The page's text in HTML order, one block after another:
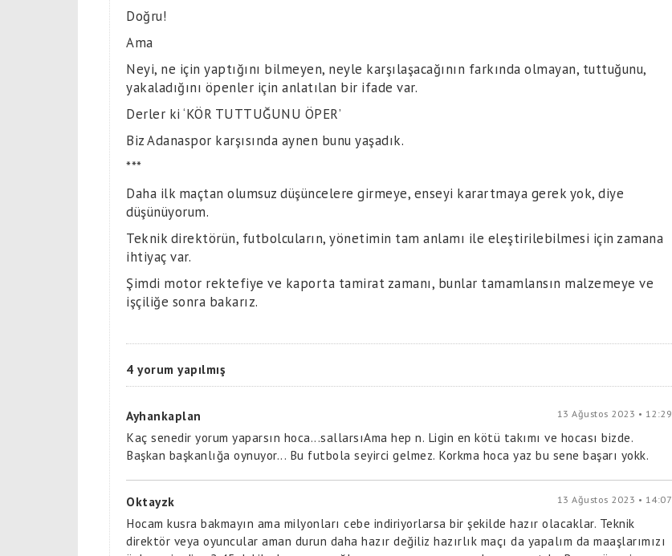
Doğru!
Ama
Neyi, ne için yaptığını bilmeyen, neyle karşılaşacağının farkında olmayan, tuttuğunu,
yakaladığını öpenler için anlatılan bir ifade var.
Derler ki ‘KÖR TUTTUĞUNU ÖPER’
Biz Adanaspor karşısında aynen bunu yaşadık.
***
Daha ilk maçtan olumsuz düşüncelere girmeye, enseyi karartmaya gerek yok, diye
düşünüyorum.
Teknik direktörün, futbolcuların, yönetimin tam anlamı ile eleştirilebilmesi için zamana
ihtiyaç var.
Şimdi motor rektefiye ve kaporta tamirat zamanı, bunlar tamamlansın malzemeye ve
işçiliğe sonra bakarız.
4 yorum yapılmış
Ayhankaplan 13 Ağustos 2023 • 12:29
Kaç senedir yorum yaparsın hoca...sallarsıAma hep n. Ligin en kötü takımı ve hocası bizde.
Başkan başkanlığa oynuyor... Bu futbola seyirci gelmez. Korkma hoca yaz bu sene başarı yokk.
Oktayzk 13 Ağustos 2023 • 14:07
Hocam kusra bakmayın ama milyonları cebe indiriyorlarsa bir şekilde hazır olacaklar. Teknik
direktör veya oyuncular aman durun daha hazır değiliz hazırlık maçı da yapalım da maaşlarımızı